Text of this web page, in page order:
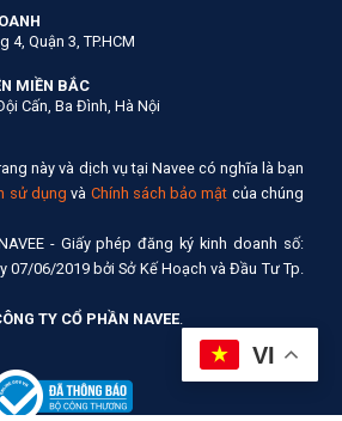
4, Quận 3, TP.HCM
MIỀN BẮC
Cấn, Ba Đình, Hà Nội
này và dịch vụ tại Navee có nghĩa là bạn
sử dụng và Chính sách bảo mật của chúng
- Giấy phép đăng ký kinh doanh số:
07/06/2019 bởi Sở Kế Hoạch và Đầu Tư Tp.
TY CỔ PHẦN NAVEE.
VI